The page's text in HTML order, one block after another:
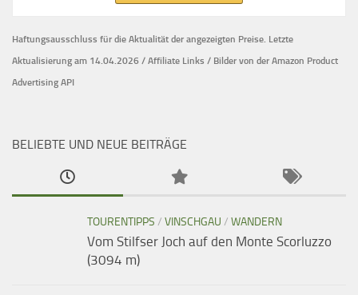
Haftungsausschluss für die Aktualität der angezeigten Preise. Letzte
Aktualisierung am 14.04.2026 / Affiliate Links / Bilder von der Amazon Product
Advertising API
BELIEBTE UND NEUE BEITRÄGE
TOURENTIPPS / VINSCHGAU / WANDERN
Vom Stilfser Joch auf den Monte Scorluzzo
(3094 m)